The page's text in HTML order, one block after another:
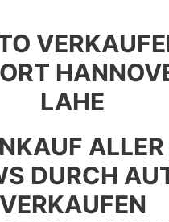
LAHE
ALLER
DURCH
VERKAUFEN